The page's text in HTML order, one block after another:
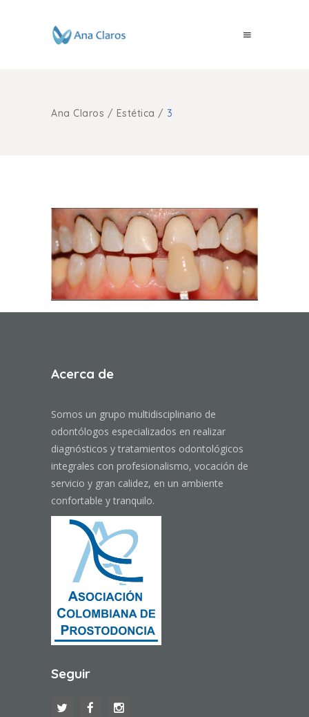
Ana Claros / Estética / 3
Acerca de
Somos un grupo multidisciplinario de
odontólogos especializados en realizar
diagnósticos y tratamientos odontológicos
integrales con profesionalismo, vocación de
servicio y gran calidez, en un ambiente
confortable y tranquilo.
Seguir